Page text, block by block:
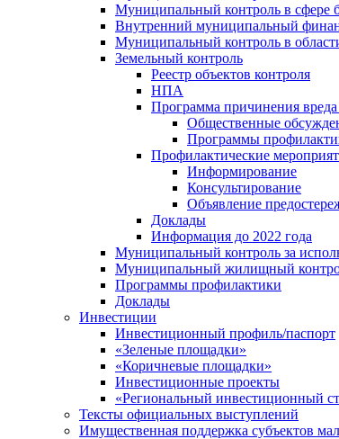
Муниципальный контроль в сфере
Внутренний муниципальный
Муниципальный контроль в
Земельный контроль
Реестр объектов контроля
НПА
Программа причинения
Общественные
Программы
Профилактические
Информирование
Консультирование
Объявление
Доклады
Информация до 2022 года
Муниципальный контроль за
Муниципальный жилищный
Программы профилактики
Доклады
Инвестиции
Инвестиционный профиль/паспорт
«Зеленые площадки»
«Коричневые площадки»
Инвестиционные проекты
«Региональный инвестиционный
Тексты официальных выступлений
Имущественная поддержка субъектов